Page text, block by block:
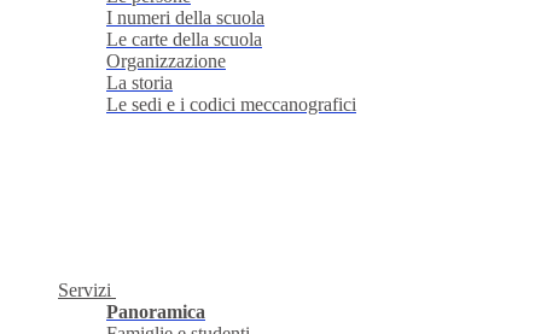
I numeri della scuola
Le carte della scuola
Organizzazione
La storia
Le sedi e i codici meccanografici
Servizi
Panoramica